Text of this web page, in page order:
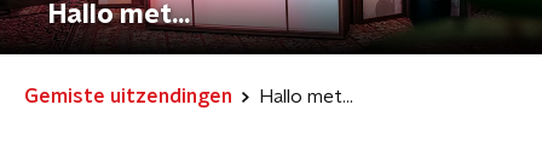
Hallo met...
Gemiste uitzendingen Hallo met...